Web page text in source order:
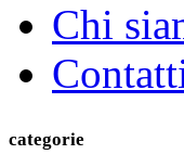
Chi
categorie